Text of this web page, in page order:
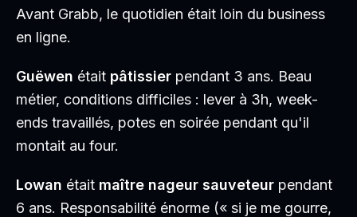
Avant Grabb, le quotidien était loin du business
en ligne.
Guëwen était pâtissier pendant 3 ans. Beau
métier, conditions difficiles : lever à 3h, week-
ends travaillés, potes en soirée pendant qu'il
montait au four.
Lowan était maître nageur sauveteur pendant
6 ans. Responsabilité énorme (« si je me gourre,